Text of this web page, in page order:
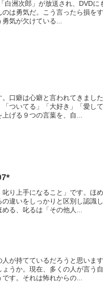
白洲次郎」が放送され、DVDに
は勇気だ。こう言ったら損を
気が欠けている...
口癖は心癖と言われてきまし
ついてる」「大好き」「愛し
げる９つの言葉を、自...
り上手になること」です。ほ
違いをしっかりと区別し認識し
る、叱るは「その他人...
が持てているだろうと思いま
うか。現在、多くの人が言う
す。それは怖れからの...